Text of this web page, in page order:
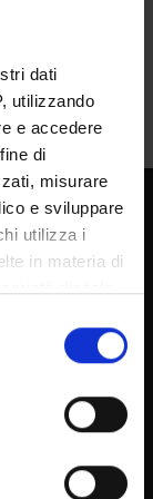
dati
utilizzando
e accedere
di
misurare
e sviluppare
utilizza i
in materia di
qualsiasi
facendo clic